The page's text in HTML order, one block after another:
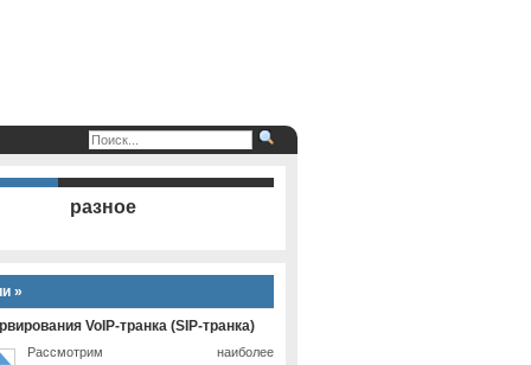
разное
»
VoIP-транка (SIP-транка)
Рассмотрим наиболее